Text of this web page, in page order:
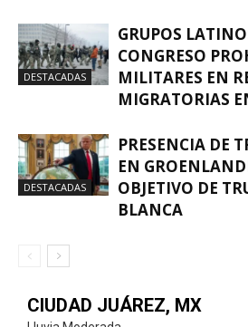
DESTACADAS
GRUPOS
CONGRESO
MILITARES EN
MIGRATORIAS
DESTACADAS
PRESENCIA DE
EN
OBJETIVO DE
BLANCA
CIUDAD JUÁREZ, MX